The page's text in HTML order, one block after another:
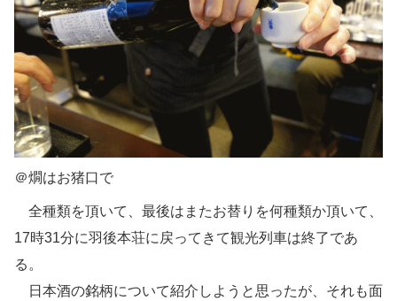
＠燗はお猪口で
全種類を頂いて、最後はまたお替りを何種類か頂いて、
17時31分に羽後本荘に戻ってきて観光列車は終了であ
る。
日本酒の銘柄について紹介しようと思ったが、それも面